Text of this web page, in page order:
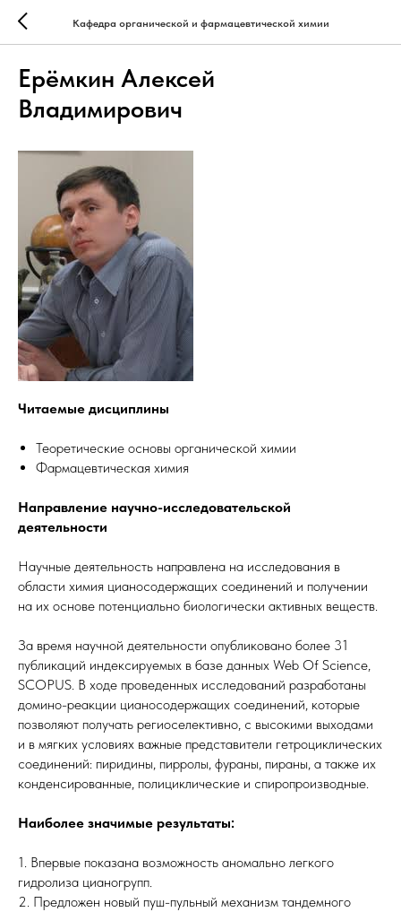
Кафедра органической и фармацевтической химии
Ерёмкин Алексей
Владимирович
Читаемые дисциплины
Теоретические основы органической химии
Фармацевтическая химия
Направление научно-исследовательской
деятельности
Научные деятельность направлена на исследования в
области химия цианосодержащих соединений и получении
на их основе потенциально биологически активных веществ.
За время научной деятельности опубликовано более 31
публикаций индексируемых в базе данных Web Of Science,
SCOPUS. В ходе проведенных исследований разработаны
домино-реакции цианосодержащих соединений, которые
позволяют получать региоселективно, с высокими выходами
и в мягких условиях важные представители гетроциклических
соединений: пиридины, пирролы, фураны, пираны, а также их
конденсированные, полициклические и спиропроизводные.
Наиболее значимые результаты:
1. Впервые показана возможность аномально легкого
гидролиза цианогрупп.
2. Предложен новый пуш-пульный механизм тандемного